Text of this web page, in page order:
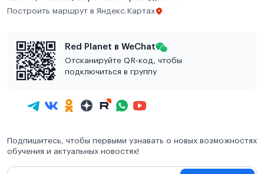
Построить маршрут в Яндекс.Картах
Red Planet в WeChat
Отсканируйте QR-код, чтобы
подключиться в группу
Подпишитесь, чтобы первыми узнавать о новых возможностях
обучения и актуальных новостях!